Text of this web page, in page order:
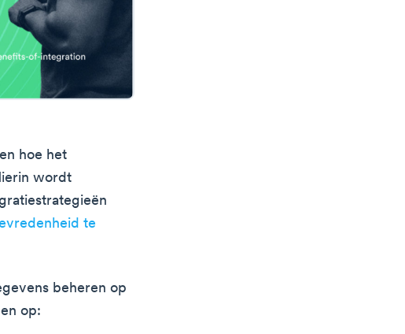
hoe het
wordt
te
beheren op
op: